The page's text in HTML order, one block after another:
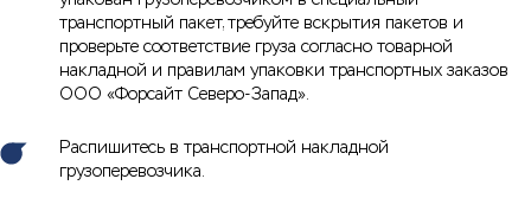
транспортный пакет, требуйте вскрытия пакетов и
проверьте соответствие груза согласно товарной
накладной и правилам упаковки транспортных заказов
ООО «Форсайт Северо-Запад».
Распишитесь в транспортной накладной
грузоперевозчика.